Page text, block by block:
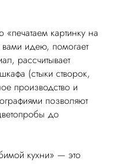
картинку на
идею, помогает
рассчитывает
(стыки створок,
производство и
позволяют
до
кухни» — это